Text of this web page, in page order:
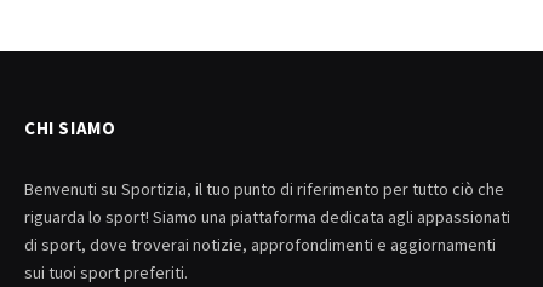
CHI SIAMO
Benvenuti su Sportizia, il tuo punto di riferimento per tutto ciò che
riguarda lo sport! Siamo una piattaforma dedicata agli appassionati
di sport, dove troverai notizie, approfondimenti e aggiornamenti
sui tuoi sport preferiti.